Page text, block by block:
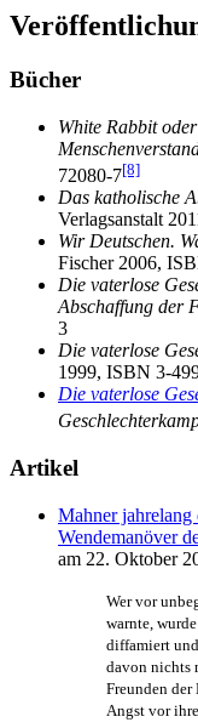
Bücher
White Rabbit
72080-7[8]
Das katholische
Verlagsanstalt
Wir Deutschen.
Fischer 2006,
Die vaterlose
Abschaffung der
3
Die vaterlose
1999, ISBN 3-
Die vaterlose
Artikel
Mahner jahrelang
Wendemanöver
am 22. Oktober
Wer vor
warnte,
diffamiert
davon nichts
Freunden
Angst vor